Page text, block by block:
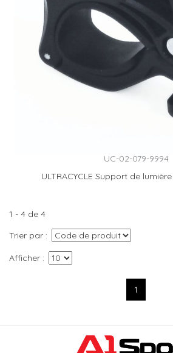
UC-02-079-9994
ULTRACYCLE Support de
1 - 4 de 4
Trier par
Afficher
1